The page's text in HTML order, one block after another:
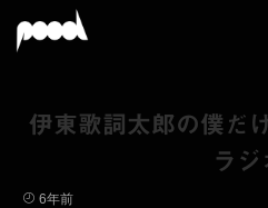
伊東歌詞太郎の僕だ
ラジ
6年前